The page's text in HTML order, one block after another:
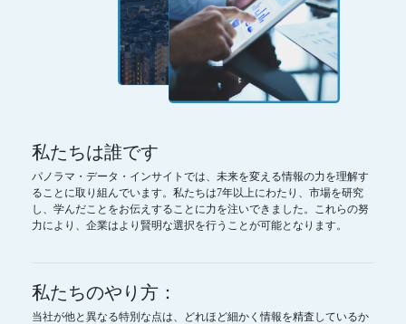
私たちは誰です
パノラマ・データ・インサイトでは、未来を変える情報の力を理解す
ることに取り組んでいます。私たちは7年以上にわたり、市場を研究
し、学んだことをお伝えすることに力を注いできました。これらの努
力により、企業はより賢明な選択を行うことが可能となります。
私たちのやり方：
当社が他と異なる特別な点は、どれほど細かく情報を精査しているか